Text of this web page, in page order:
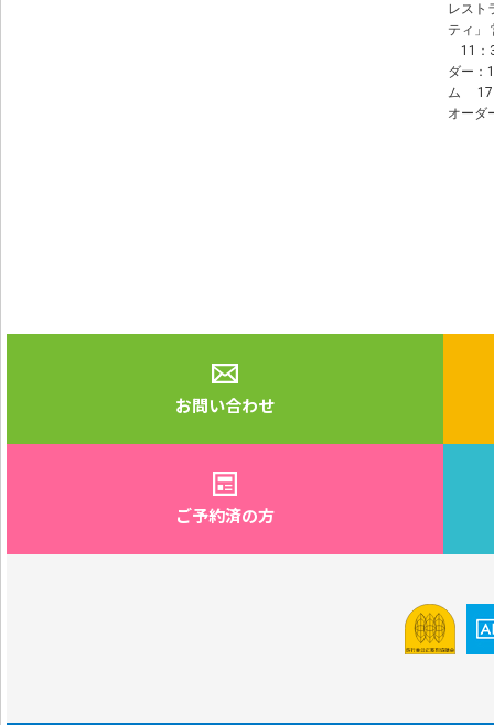
レスト
ティ」
11：
ダー
ム 17
オーダ
お問い合わせ
ご予約済の方